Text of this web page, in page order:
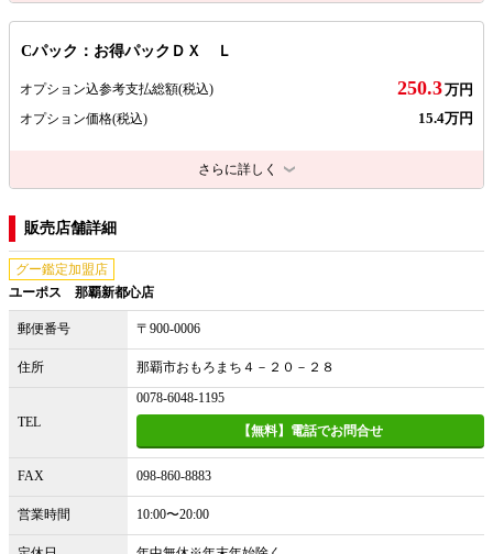
Cパック：お得パックＤＸ Ｌ
オプション込参考支払総額(税込) 250.3万円
オプション価格(税込) 15.4万円
さらに詳しく
販売店舗詳細
グー鑑定加盟店
ユーポス 那覇新都心店
郵便番号 〒900-0006
住所 那覇市おもろまち４－２０－２８
TEL
0078-6048-1195
【無料】電話でお問合せ
FAX 098-860-8883
営業時間 10:00〜20:00